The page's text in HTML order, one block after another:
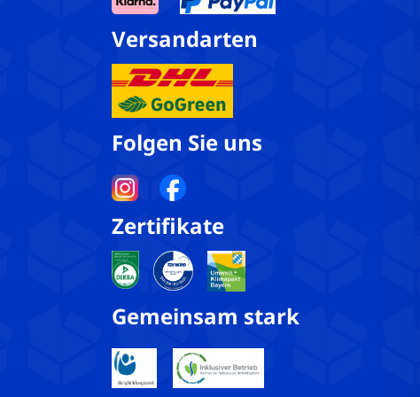
Versandarten
Folgen Sie uns
Zertifikate
Gemeinsam stark